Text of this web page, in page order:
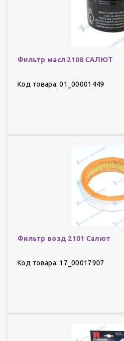
Фильтр масл 2108 САЛЮТ
Код товара: 01_00001449
Фильтр возд 2101 Салют
Код товара: 17_00017907